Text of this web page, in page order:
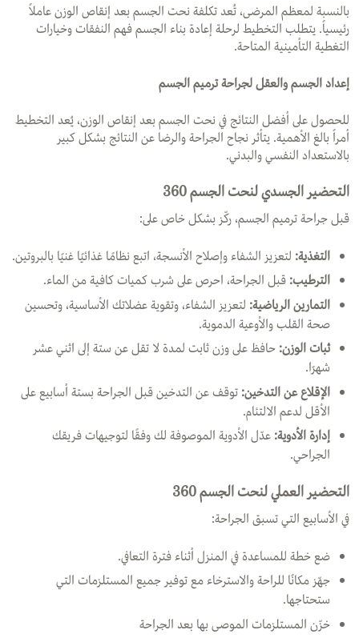
بالنسبة لمعظم المرضى، تُعد تكلفة نحت الجسم بعد إنقاص الوزن عاملاً
رئيسياً. يتطلب التخطيط لرحلة إعادة بناء الجسم فهم النفقات وخيارات
التغطية التأمينية المتاحة.
إعداد الجسم والعقل لجراحة ترميم الجسم
للحصول على أفضل النتائج في نحت الجسم بعد إنقاص الوزن، يُعد التخطيط
أمراً بالغ الأهمية. يتأثر نجاح الجراحة والرضا عن النتائج بشكل كبير
بالاستعداد النفسي والبدني.
التحضير الجسدي لنحت الجسم 360
قبل جراحة ترميم الجسم، ركّز بشكل خاص على:
التغذية: لتعزيز الشفاء وإصلاح الأنسجة، اتبع نظامًا غذائيًا غنيًا بالبروتين.
الترطيب: قبل الجراحة، احرص على شرب كميات كافية من الماء.
التمارين الرياضية: لتعزيز الشفاء، وتقوية عضلاتك الأساسية، وتحسين
صحة القلب والأوعية الدموية.
ثبات الوزن: حافظ على وزن ثابت لمدة لا تقل عن ستة إلى اثني عشر
شهرًا.
الإقلاع عن التدخين: توقف عن التدخين قبل الجراحة بستة أسابيع على
الأقل لدعم الالتئام.
إدارة الأدوية: عدّل الأدوية الموصوفة لك وفقًا لتوجيهات فريقك
الجراحي.
التحضير العملي لنحت الجسم 360
في الأسابيع التي تسبق الجراحة:
ضع خطة للمساعدة في المنزل أثناء فترة التعافي.
جهّز مكانًا للراحة والاسترخاء مع توفير جميع المستلزمات التي
ستحتاجها.
خزّن المستلزمات الموصى بها بعد الجراحة